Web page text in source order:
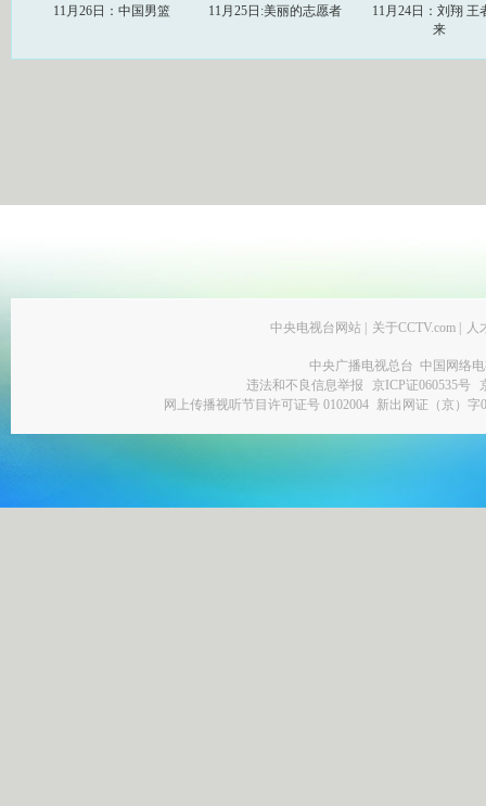
11月26日：中国男篮
11月25日:美丽的志愿者
11月24日：刘翔 王
来
中央电视台网站 | 关于CCTV.com | 人
中央广播电视总台 中国网络
违法和不良信息举报
京ICP证060535号
网上传播视听节目许可证号 0102004 新出网证（京）